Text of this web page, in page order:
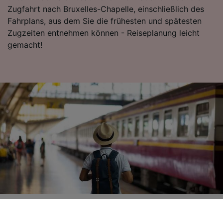
Zugfahrt nach Bruxelles-Chapelle, einschließlich des
Fahrplans, aus dem Sie die frühesten und spätesten
Zugzeiten entnehmen können - Reiseplanung leicht
gemacht!